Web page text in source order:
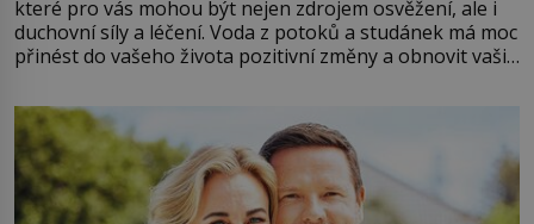
které pro vás mohou být nejen zdrojem osvěžení, ale i
duchovní síly a léčení. Voda z potoků a studánek má moc
přinést do vašeho života pozitivní změny a obnovit vaši
můžete obohatit své rituály a přinést do svého života
větší harmonii a klid. Je důležité